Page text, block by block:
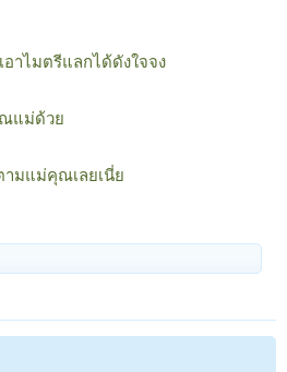
าไมตรีแลกได้ดังใจจง
แม่ด้วย
ามแม่คุณเลยเนี่ย